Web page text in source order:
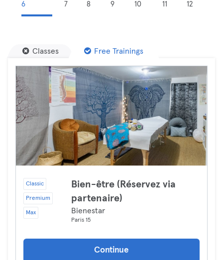
6
7
8
9
10
11
12
Classes Free Trainings
Classic
Premium
Max
Bien-être (Réservez via
partenaire)
Bienestar
Paris 15
Continue